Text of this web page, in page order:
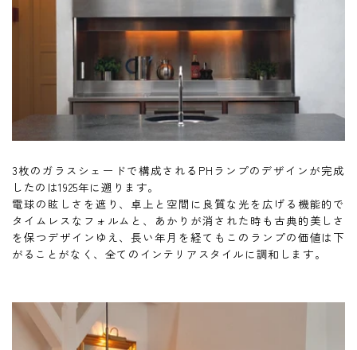
3枚のガラスシェードで構成されるPHランプのデザインが完成
したのは1925年に遡ります。
電球の眩しさを遮り、卓上と空間に良質な光を広げる機能的で
タイムレスなフォルムと、あかりが消された時も古典的美しさ
を保つデザインゆえ、長い年月を経てもこのランプの価値は下
がることがなく、全てのインテリアスタイルに調和します。